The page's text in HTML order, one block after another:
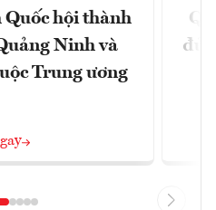
hội thành
Ninh và
Trung ương
đủ